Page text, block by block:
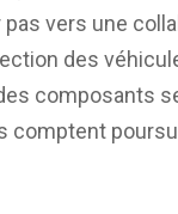
vers une
des
composants
comptent